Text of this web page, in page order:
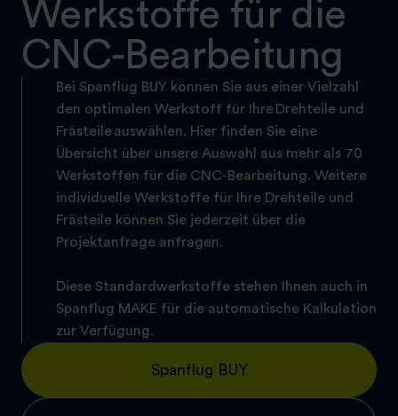
Werkstoffe für die
CNC-Bearbeitung
Bei Spanflug BUY können Sie aus einer Vielzahl
den optimalen Werkstoff für Ihre Drehteile und
Frästeile auswählen. Hier finden Sie eine
Übersicht über unsere Auswahl aus mehr als 70
Werkstoffen für die CNC-Bearbeitung. Weitere
individuelle Werkstoffe für Ihre Drehteile und
Frästeile können Sie jederzeit über die
Projektanfrage anfragen.
Diese Standardwerkstoffe stehen Ihnen auch in
Spanflug MAKE für die automatische Kalkulation
zur Verfügung.
Spanflug BUY